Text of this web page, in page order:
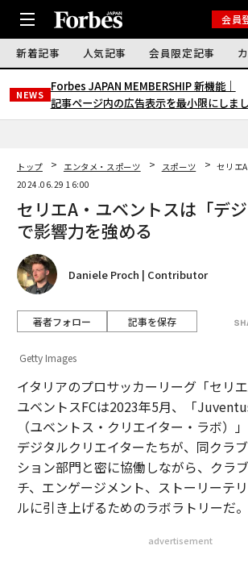
会員
新着記事 人気記事 会員限定記事
NEWS
Forbes JAPAN MEMBERSHIP 新機能｜
記事ページ内の広告表示を最小限にしま
トップ エンタメ・スポーツ スポーツ
セリエ
2024.06.29 16:00
セリエA・ユベントスは「デジ
で影響力を強める
Daniele Proch | Contributor
著者フォロー 記事を保存
Getty Images
イタリアのプロサッカーリーグ「セリ
ユベントスFCは2023年5月、「
（ユベントス・クリエイター・ラボ）
デジタルクリエイターたちが、同クラ
ション部門と密に協働しながら、クラ
チ、エンゲージメント、ストーリーテ
ルに引き上げるためのラボラトリーだ。
advertisement